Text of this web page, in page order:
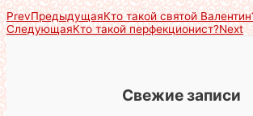
PrevПредыдущаяКто такой святой
СледующаяКто такой перфекционист?Next
Свежие записи